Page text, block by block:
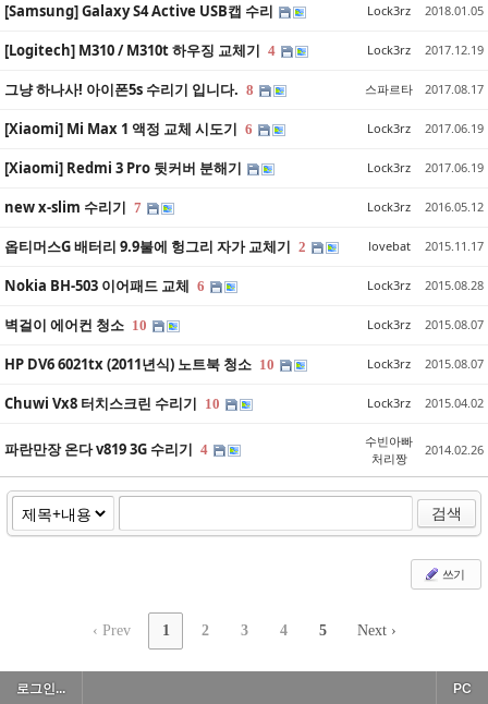
[Samsung] Galaxy S4 Active USB캡 수리 Lock3rz 2018.01.05
[Logitech] M310 / M310t 하우징 교체기 4 Lock3rz 2017.12.19
그냥 하나사! 아이폰5s 수리기 입니다. 8 스파르타 2017.08.17
[Xiaomi] Mi Max 1 액정 교체 시도기 6 Lock3rz 2017.06.19
[Xiaomi] Redmi 3 Pro 뒷커버 분해기 Lock3rz 2017.06.19
new x-slim 수리기 7 Lock3rz 2016.05.12
옵티머스G 배터리 9.9불에 헝그리 자가 교체기 2 lovebat 2015.11.17
Nokia BH-503 이어패드 교체 6 Lock3rz 2015.08.28
벽걸이 에어컨 청소 10 Lock3rz 2015.08.07
HP DV6 6021tx (2011년식) 노트북 청소 10 Lock3rz 2015.08.07
Chuwi Vx8 터치스크린 수리기 10 Lock3rz 2015.04.02
파란만장 온다 v819 3G 수리기 4
수빈아빠
처리짱
2014.02.26
검색
쓰기
‹ Prev 1 2 3 4 5 Next ›
로그인... PC